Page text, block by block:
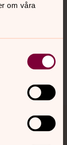
om våra